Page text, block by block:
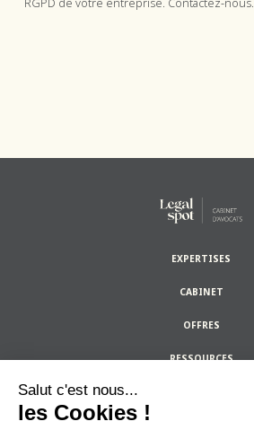
EXPERTISES
CABINET
OFFRES
RESSOURCES
Salut c'est nous...
les Cookies !